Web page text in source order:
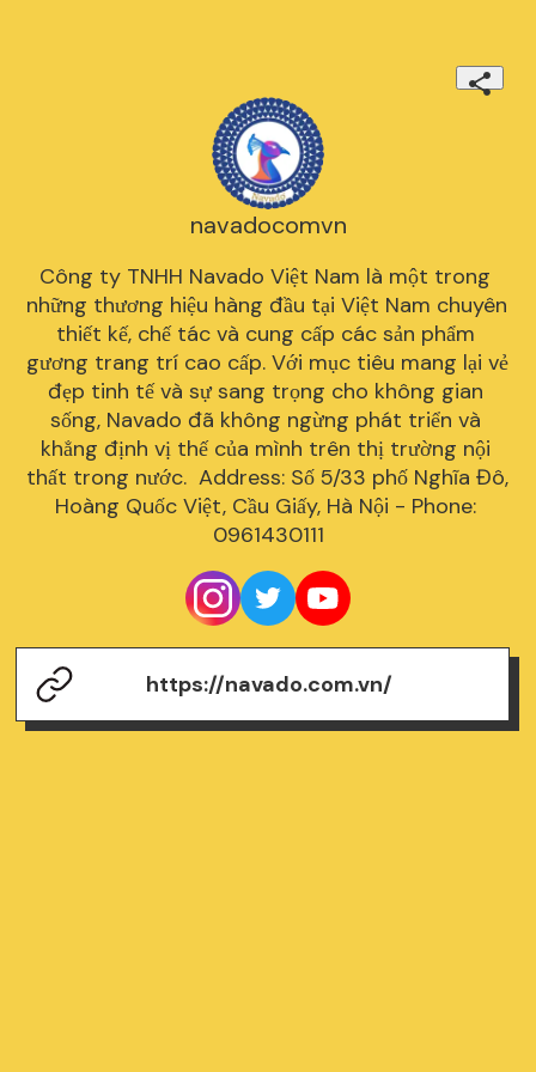
navadocomvn
Công ty TNHH Navado Việt Nam là một trong
những thương hiệu hàng đầu tại Việt Nam chuyên
thiết kế, chế tác và cung cấp các sản phẩm
gương trang trí cao cấp. Với mục tiêu mang lại vẻ
đẹp tinh tế và sự sang trọng cho không gian
sống, Navado đã không ngừng phát triển và
khẳng định vị thế của mình trên thị trường nội
thất trong nước.  Address: Số 5/33 phố Nghĩa Đô,
Hoàng Quốc Việt, Cầu Giấy, Hà Nội - Phone:
0961430111
https://navado.com.vn/